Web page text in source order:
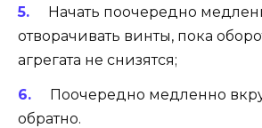
Начать поочередно
отворачивать винты, пока
агрегата не снизятся;
Поочередно медленно
обратно.